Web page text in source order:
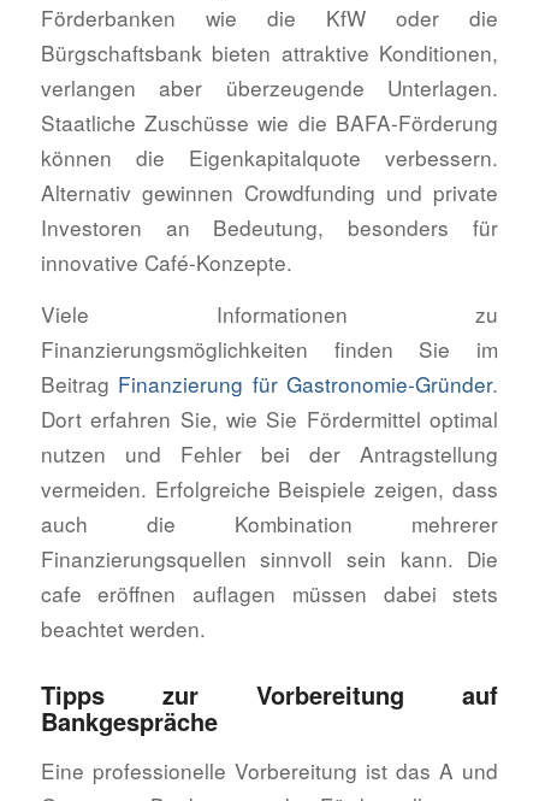
Förderbanken wie die KfW oder die
Bürgschaftsbank bieten attraktive Konditionen,
verlangen aber überzeugende Unterlagen.
Staatliche Zuschüsse wie die BAFA-Förderung
können die Eigenkapitalquote verbessern.
Alternativ gewinnen Crowdfunding und private
Investoren an Bedeutung, besonders für
innovative Café-Konzepte.
Viele Informationen zu
Finanzierungsmöglichkeiten finden Sie im
Beitrag Finanzierung für Gastronomie-Gründer.
Dort erfahren Sie, wie Sie Fördermittel optimal
nutzen und Fehler bei der Antragstellung
vermeiden. Erfolgreiche Beispiele zeigen, dass
auch die Kombination mehrerer
Finanzierungsquellen sinnvoll sein kann. Die
cafe eröffnen auflagen müssen dabei stets
beachtet werden.
Tipps zur Vorbereitung auf
Bankgespräche
Eine professionelle Vorbereitung ist das A und